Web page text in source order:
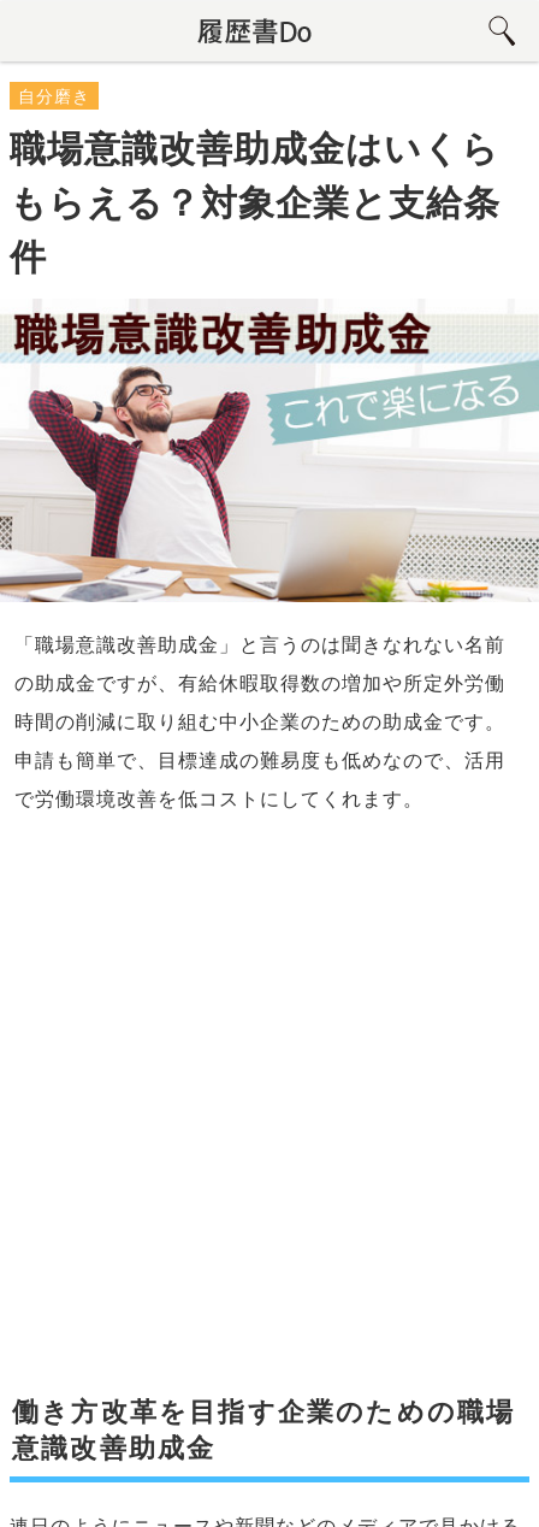
自分磨き
職場意識改善助成金はいくら
もらえる？対象企業と支給条
件
「職場意識改善助成金」と言うのは聞きなれない名前
の助成金ですが、有給休暇取得数の増加や所定外労働
時間の削減に取り組む中小企業のための助成金です。
申請も簡単で、目標達成の難易度も低めなので、活用
で労働環境改善を低コストにしてくれます。
働き方改革を目指す企業のための職場
意識改善助成金